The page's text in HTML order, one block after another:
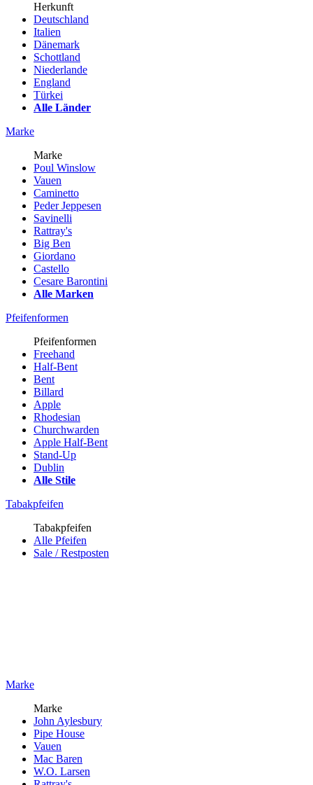
Herkunft
Deutschland
Italien
Dänemark
Schottland
Niederlande
England
Türkei
Alle Länder
Marke
Marke
Poul Winslow
Vauen
Caminetto
Peder Jeppesen
Savinelli
Rattray's
Big Ben
Giordano
Castello
Cesare Barontini
Alle Marken
Pfeifenformen
Pfeifenformen
Freehand
Half-Bent
Bent
Billard
Apple
Rhodesian
Churchwarden
Apple Half-Bent
Stand-Up
Dublin
Alle Stile
Tabakpfeifen
Tabakpfeifen
Alle Pfeifen
Sale / Restposten
Marke
Marke
John Aylesbury
Pipe House
Vauen
Mac Baren
W.O. Larsen